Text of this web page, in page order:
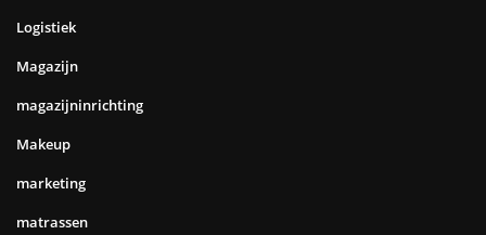
Logistiek
Magazijn
magazijninrichting
Makeup
marketing
matrassen